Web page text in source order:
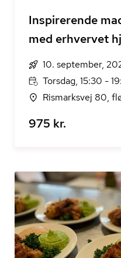
Inspirerende
med erhvervet
10. september,
Torsdag, 15:30 -
Rismarksvej 80,
975 kr.